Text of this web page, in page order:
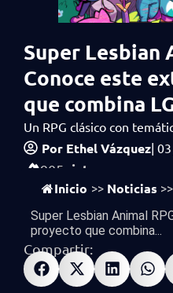
Super Lesbian
Conoce este
que combina
Un RPG clásico con
Por Ethel Vázquez|
905 vistas
Inicio >> Noticias >>
Super Lesbian Animal
proyecto que combina...
Compartir: